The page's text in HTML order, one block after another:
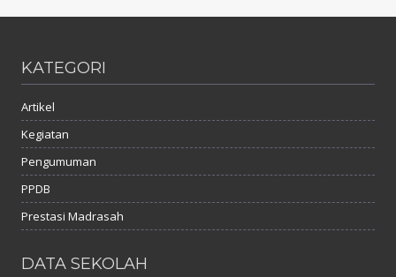
KATEGORI
Artikel
Kegiatan
Pengumuman
PPDB
Prestasi Madrasah
DATA SEKOLAH